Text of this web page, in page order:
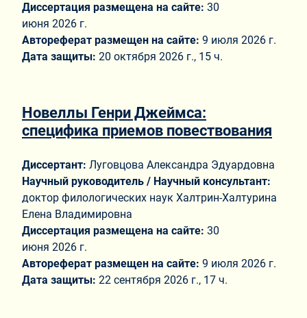
Диссертация размещена на сайте: 30
июня 2026 г.
Автореферат размещен на сайте: 9 июля 2026 г.
Дата защиты: 20 октября 2026 г., 15 ч.
Новеллы Генри Джеймса:
специфика приемов повествования
Диссертант: Луговцова Александра Эдуардовна
Научный руководитель / Научный консультант:
доктор филологических наук Халтрин-Халтурина
Елена Владимировна
Диссертация размещена на сайте: 30
июня 2026 г.
Автореферат размещен на сайте: 9 июля 2026 г.
Дата защиты: 22 сентября 2026 г., 17 ч.